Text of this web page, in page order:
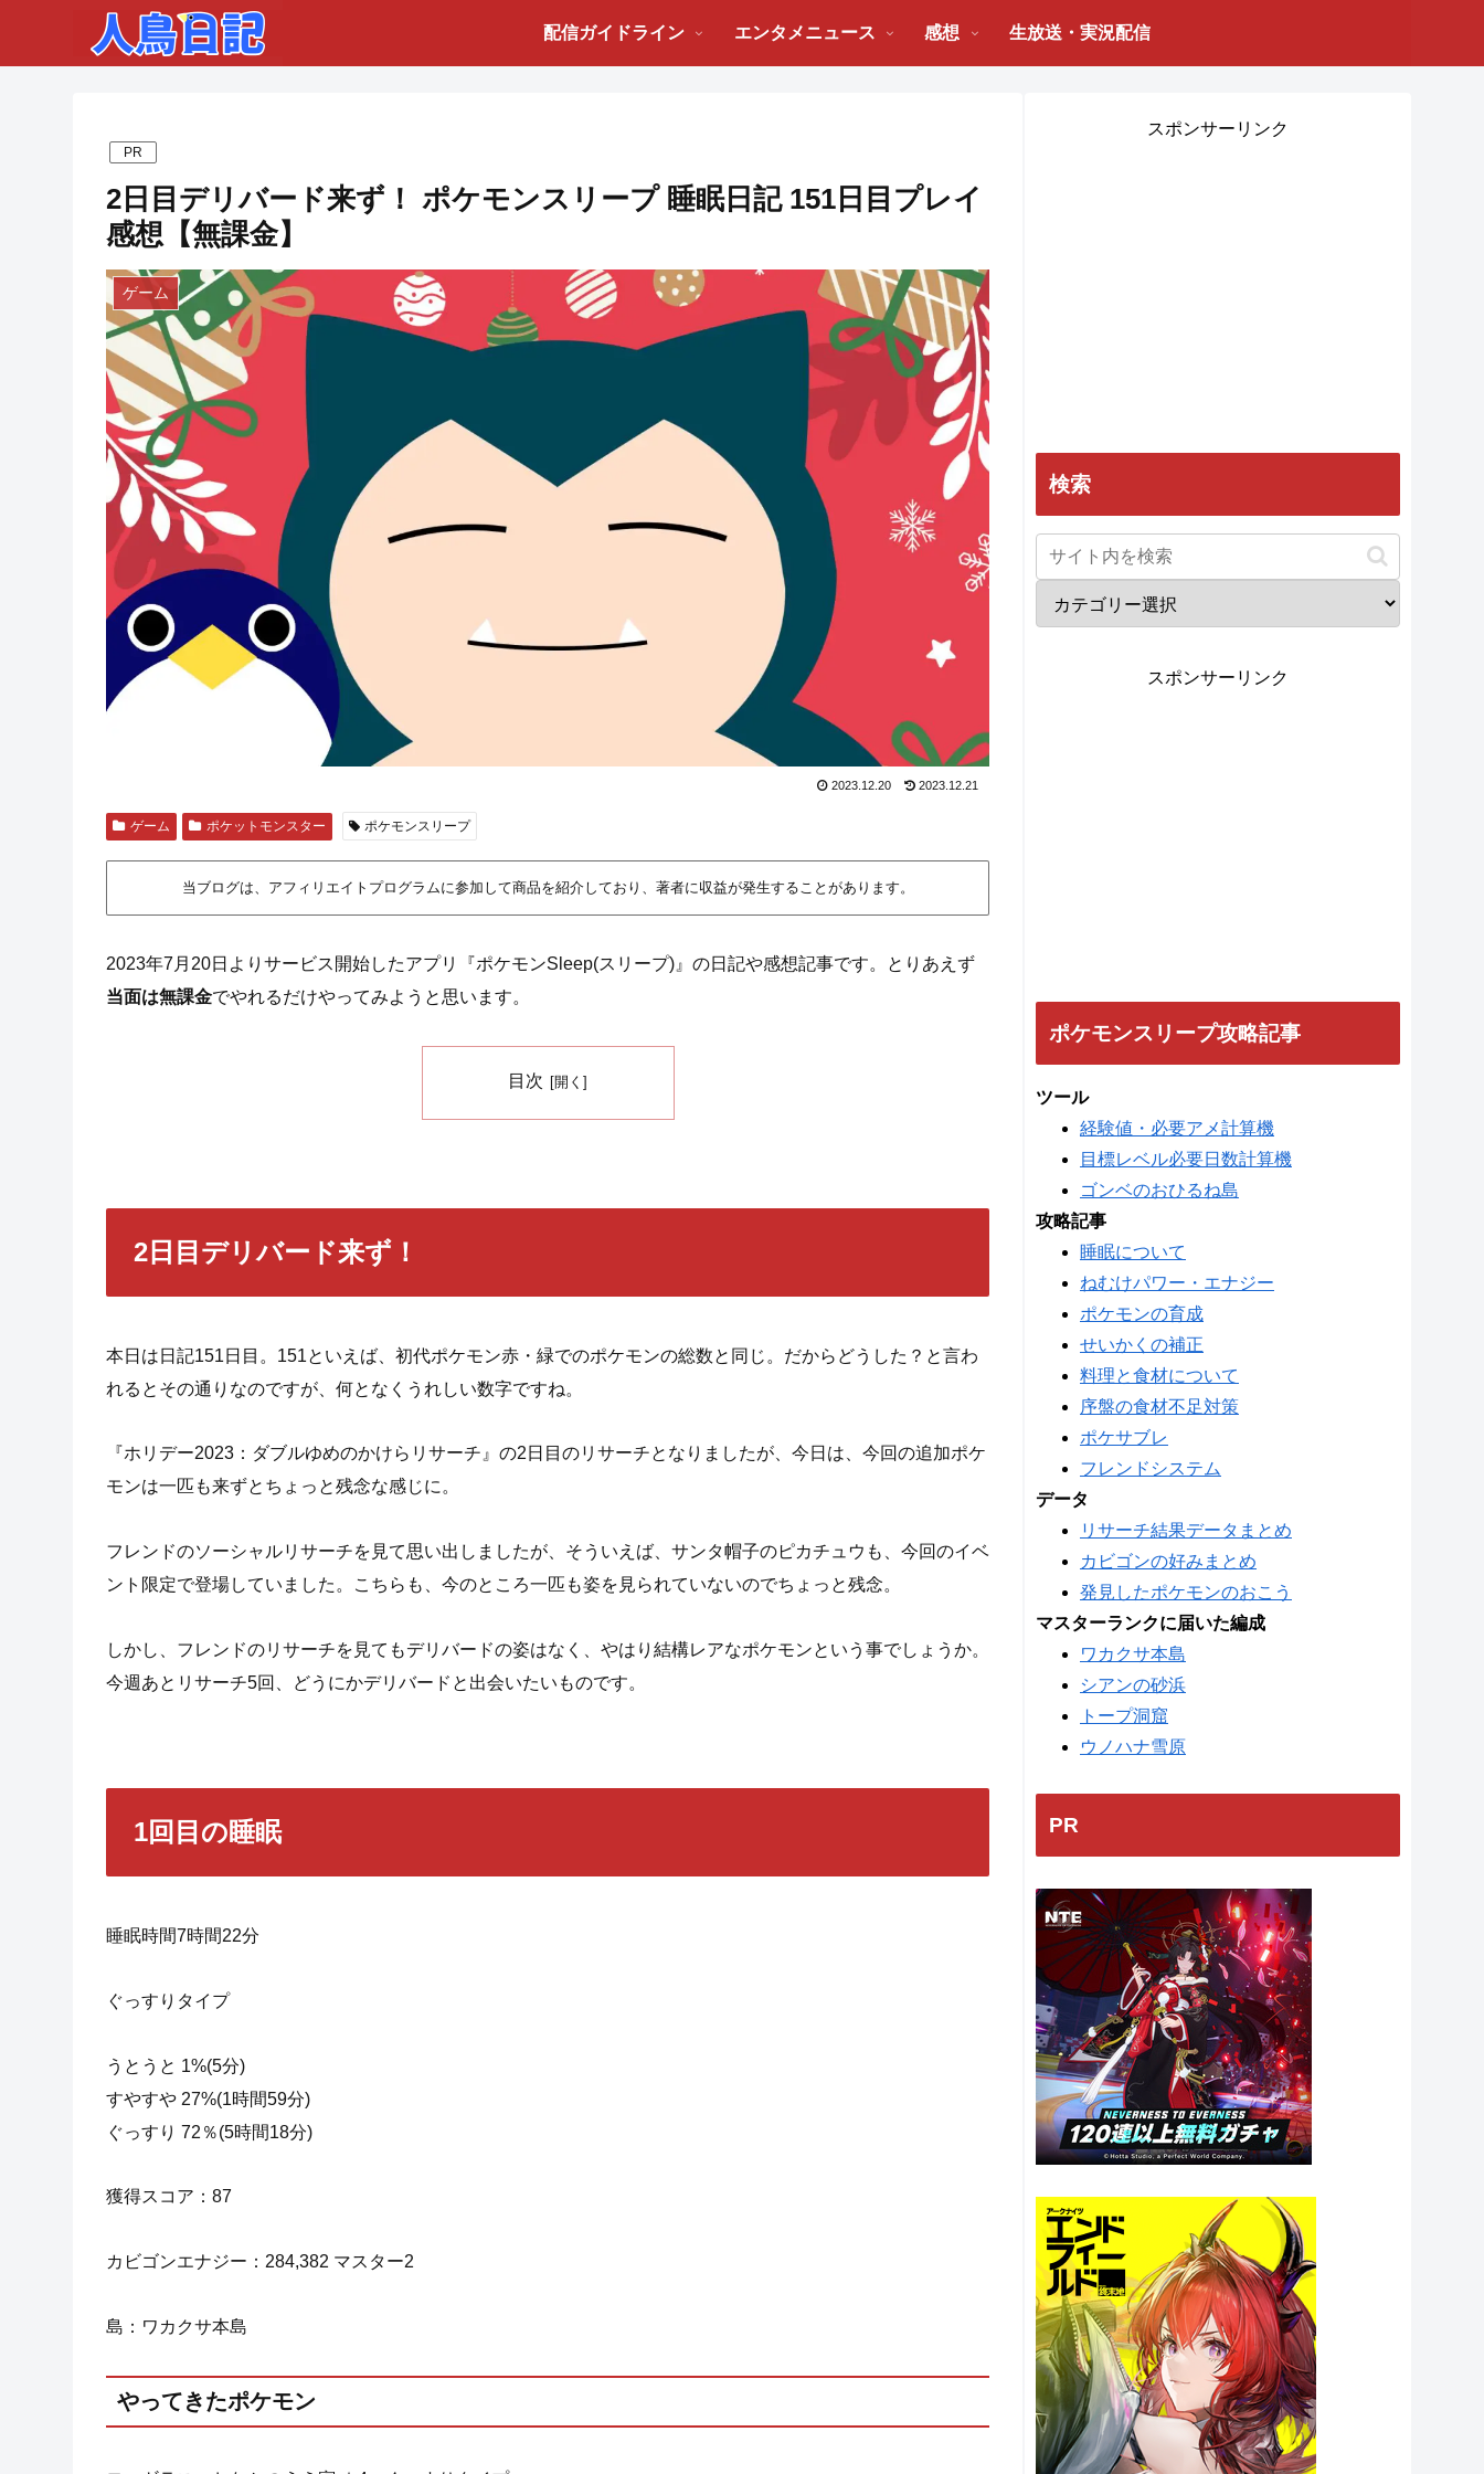
配信ガイドライン エンタメニュース 感想 生放送・実況配信
PR
2日目デリバード来ず！ ポケモンスリープ 睡眠日記 151日目プレイ
感想【無課金】
ゲーム
2023.12.20 2023.12.21
ゲーム ポケットモンスター ポケモンスリープ
当ブログは、アフィリエイトプログラムに参加して商品を紹介しており、著者に収益が発生することがあります。
2023年7月20日よりサービス開始したアプリ『ポケモンSleep(スリープ)』の日記や感想記事です。とりあえず
当面は無課金でやれるだけやってみようと思います。
目次
2日目デリバード来ず！
本日は日記151日目。151といえば、初代ポケモン赤・緑でのポケモンの総数と同じ。だからどうした？と言わ
れるとその通りなのですが、何となくうれしい数字ですね。
『ホリデー2023：ダブルゆめのかけらリサーチ』の2日目のリサーチとなりましたが、今日は、今回の追加ポケ
モンは一匹も来ずとちょっと残念な感じに。
フレンドのソーシャルリサーチを見て思い出しましたが、そういえば、サンタ帽子のピカチュウも、今回のイベ
ント限定で登場していました。こちらも、今のところ一匹も姿を見られていないのでちょっと残念。
しかし、フレンドのリサーチを見てもデリバードの姿はなく、やはり結構レアなポケモンという事でしょうか。
今週あとリサーチ5回、どうにかデリバードと出会いたいものです。
1回目の睡眠
睡眠時間7時間22分
ぐっすりタイプ
うとうと 1%(5分)
すやすや 27%(1時間59分)
ぐっすり 72％(5時間18分)
獲得スコア：87
カビゴンエナジー：284,382 マスター2
島：ワカクサ本島
やってきたポケモン
スポンサーリンク
検索
スポンサーリンク
ポケモンスリープ攻略記事
ツール
経験値・必要アメ計算機
目標レベル必要日数計算機
ゴンベのおひるね島
攻略記事
睡眠について
ねむけパワー・エナジー
ポケモンの育成
せいかくの補正
料理と食材について
序盤の食材不足対策
ポケサブレ
フレンドシステム
データ
リサーチ結果データまとめ
カビゴンの好みまとめ
発見したポケモンのおこう
マスターランクに届いた編成
ワカクサ本島
シアンの砂浜
トープ洞窟
ウノハナ雪原
PR